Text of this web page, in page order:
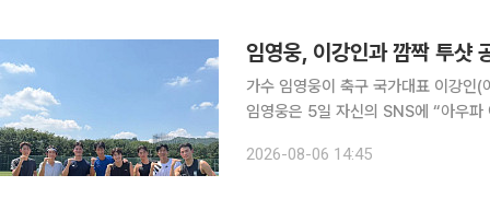
임영웅, 이강인과 깜짝 투샷
가수 임영웅이 축구 국가대표 이강인
임영웅은 5일 자신의 SNS에 “아우
2026-08-06 14:45